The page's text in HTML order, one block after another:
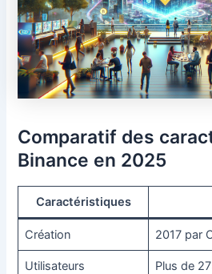
Comparatif des
Binance en 2025
Caractéristiques
Création 2017 par
Utilisateurs Plus de